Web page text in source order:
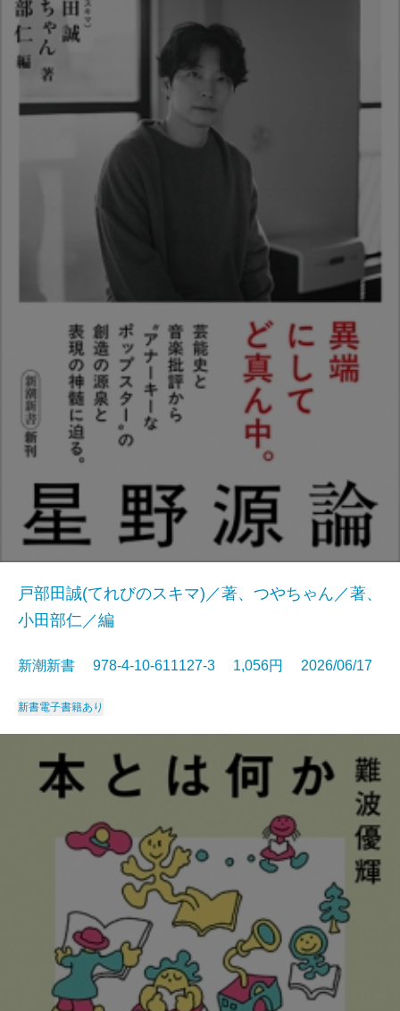
戸部田誠(てれびのスキマ)／著、つやちゃん／著、
小田部仁／編
新潮新書 978-4-10-611127-3 1,056円 2026/06/17
新書電子書籍あり